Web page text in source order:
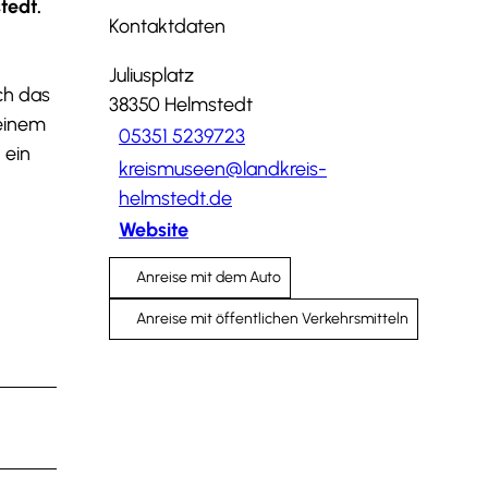
das
Kontaktdaten
Juliusplatz
38350 Helmstedt
05351 5239723
kreismuseen@landkreis-
helmstedt.de
Website
Anreise mit dem Auto
Anreise mit öffentlichen Verkehrsmitteln